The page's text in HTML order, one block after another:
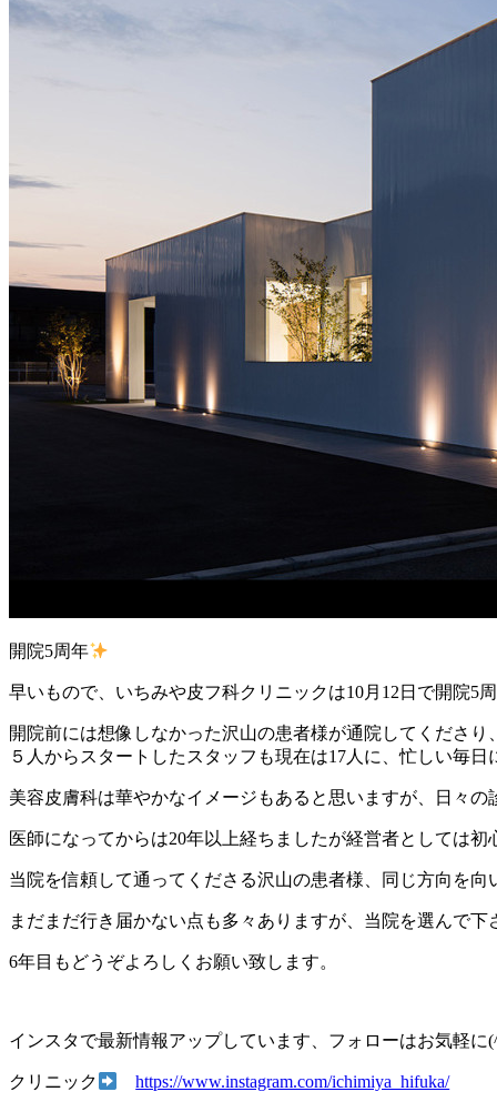
開院5周年
早いもので、いちみや皮フ科クリニックは10月12日で開院5周
開院前には想像しなかった沢山の患者様が通院してくださり、
５人からスタートしたスタッフも現在は17人に、忙しい毎日
美容皮膚科は華やかなイメージもあると思いますが、日々
医師になってからは20年以上経ちましたが経営者としては
当院を信頼して通ってくださる沢山の患者様、同じ方向を
まだまだ行き届かない点も多々ありますが、当院を選んで
6年目もどうぞよろしくお願い致します。
インスタで最新情報アップしています、フォローはお気軽に
クリニック https://www.instagram.com/ichimiya_hifuka/